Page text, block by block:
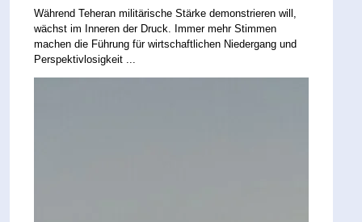
Während Teheran militärische Stärke demonstrieren will,
wächst im Inneren der Druck. Immer mehr Stimmen
machen die Führung für wirtschaftlichen Niedergang und
Perspektivlosigkeit ...